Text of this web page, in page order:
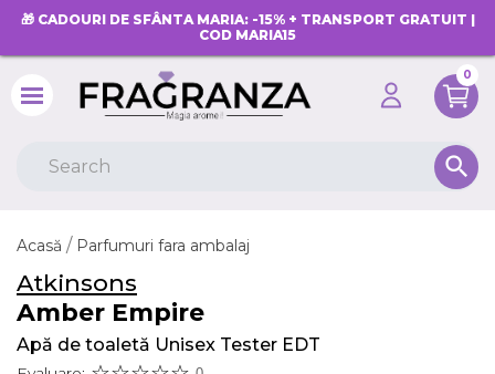
🎁 CADOURI DE SFÂNTA MARIA: -15% + TRANSPORT GRATUIT |
COD MARIA15
0
search
Acasă Parfumuri fara ambalaj
Atkinsons
Amber Empire
Apă de toaletă Unisex Tester EDT